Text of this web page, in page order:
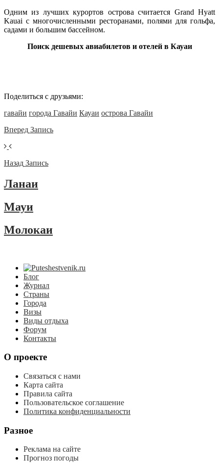
Одним из лучших курортов острова считается Grand Hyatt
Kauai с многочисленными ресторанами, полями для гольфа,
садами и большим бассейном.
Поиск дешевых авиабилетов и отелей в Кауаи
Поделиться с друзьями:
гавайи города Гавайи Кауаи острова Гавайи
Вперед Запись
Назад Запись
Ланаи
Мауи
Молокаи
Блог
Журнал
Страны
Города
Визы
Виды отдыха
Форум
Контакты
О проекте
Связаться с нами
Карта сайта
Правила сайта
Пользовательское соглашение
Политика конфиденциальности
Разное
Реклама на сайте
Прогноз погоды